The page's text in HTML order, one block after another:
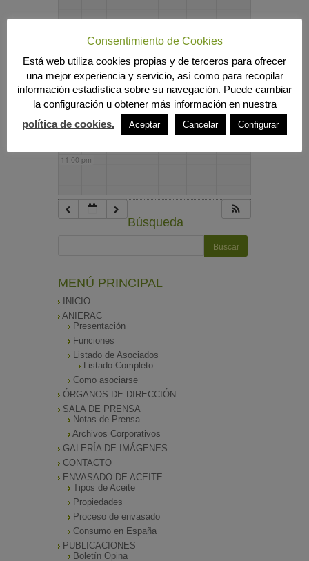
9:00 pm
10:00 pm
11:00 pm
Búsqueda
MENÚ PRINCIPAL
INICIO
ANIERAC
Presentación
Funciones
Listado de Asociados
Listado Completo
Como asociarse
ÓRGANOS DE DIRECCIÓN
SALA DE PRENSA
Notas de Prensa
Archivos Corporativos
GALERÍA DE IMÁGENES
CONTACTO
ENVASADO DE ACEITE
Tipos de Aceite
Propiedades
Proceso de envasado
Consumo en España
PUBLICACIONES
Boletín Opina
Consentimiento de Cookies
Está web utiliza cookies propias y de terceros para ofrecer
una mejor experiencia y servicio, así como para recopilar
información estadística sobre su navegación. Puede cambiar
la configuración u obtener más información en nuestra
política de cookies.
Aceptar Cancelar Configurar